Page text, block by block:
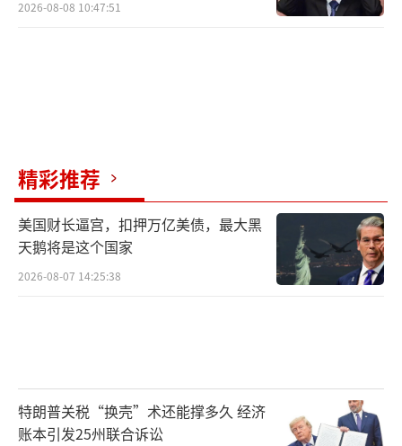
2026-08-08 10:47:51
精彩推荐
美国财长逼宫，扣押万亿美债，最大黑
天鹅将是这个国家
2026-08-07 14:25:38
特朗普关税“换壳”术还能撑多久 经济
账本引发25州联合诉讼